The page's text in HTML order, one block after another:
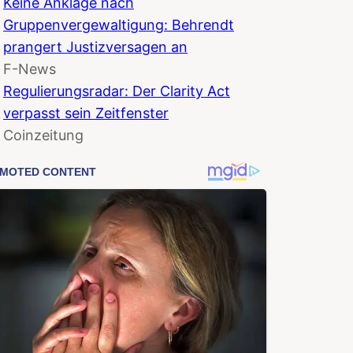
Gruppenvergewaltigung: Behrendt
prangert Justizversagen an
F-News
Regulierungsradar: Der Clarity Act
verpasst sein Zeitfenster
Coinzeitung